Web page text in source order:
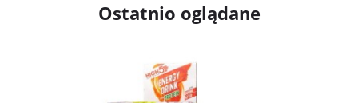
Ostatnio oglądane